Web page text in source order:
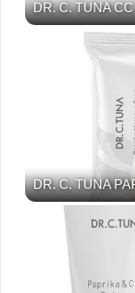
DR. C. TUNA
DR. C. TUNA